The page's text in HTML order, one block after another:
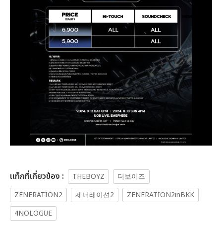
เเท็กที่เกี่ยวข้อง : THEBOYZ
더보이즈
ZENERATION2
제너레이션2
ZENERATION2inBKK
4NOLOGUE